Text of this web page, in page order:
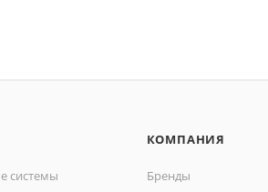
системы
КОМПАНИЯ
Бренды